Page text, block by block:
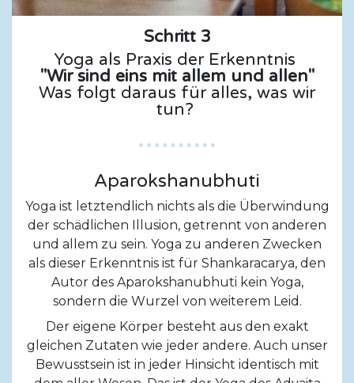
Schritt 3
Yoga als Praxis der Erkenntnis
"Wir sind eins mit allem und allen"
Was folgt daraus für alles, was wir
tun?
Aparokshanubhuti
Yoga ist letztendlich nichts als die Überwindung
der schädlichen Illusion, getrennt von anderen
und allem zu sein. Yoga zu anderen Zwecken
als dieser Erkenntnis ist für Shankaracarya, den
Autor des Aparokshanubhuti kein Yoga,
sondern die Wurzel von weiterem Leid.
Der eigene Körper besteht aus den exakt
gleichen Zutaten wie jeder andere. Auch unser
Bewusstsein ist in jeder Hinsicht identisch mit